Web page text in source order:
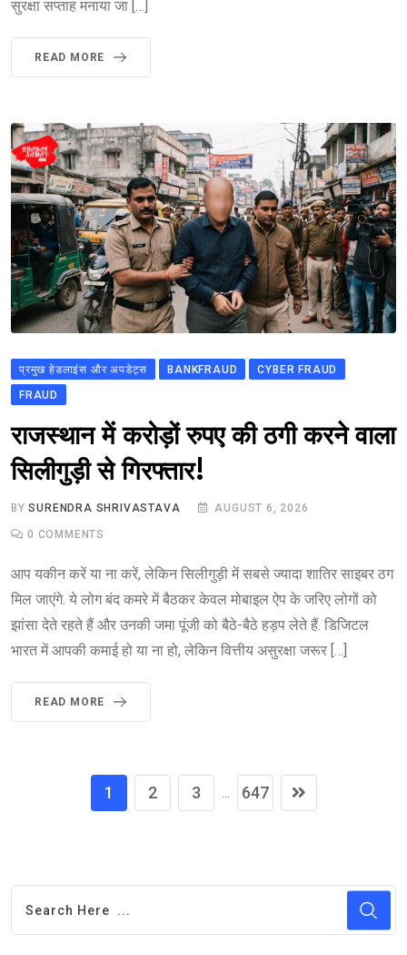
सुरक्षा सप्ताह मनाया जा […]
READ MORE
प्रमुख हेडलाइंस और अपडेट्स BANKFRAUD
CYBER FRAUD
FRAUD
राजस्थान में करोड़ों रुपए की ठगी करने वाला
सिलीगुड़ी से गिरफ्तार!
BYSURENDRA SHRIVASTAVA AUGUST 6, 2026
0 COMMENTS
आप यकीन करें या ना करें, लेकिन सिलीगुड़ी में सबसे ज्यादा शातिर साइबर ठग
मिल जाएंगे. ये लोग बंद कमरे में बैठकर केवल मोबाइल ऐप के जरिए लोगों को
झांसा देते रहते हैं और उनकी जमा पूंजी को बैठे-बैठे हड़प लेते हैं. डिजिटल
भारत में आपकी कमाई हो या ना हो, लेकिन वित्तीय असुरक्षा जरूर […]
READ MORE
1 2 3 ... 647